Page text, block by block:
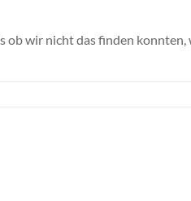
ob wir nicht das finden